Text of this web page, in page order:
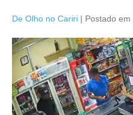
De Olho no Cariri | Postado em